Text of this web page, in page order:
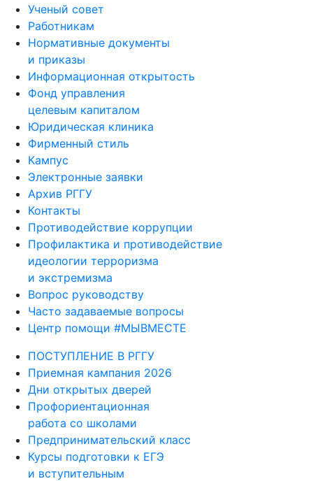
Ученый совет
Работникам
Нормативные документы
и приказы
Информационная открытость
Фонд управления
целевым капиталом
Юридическая клиника
Фирменный стиль
Кампус
Электронные заявки
Архив РГГУ
Контакты
Противодействие коррупции
Профилактика и противодействие
идеологии терроризма
и экстремизма
Вопрос руководству
Часто задаваемые вопросы
Центр помощи #МЫВМЕСТЕ
ПОСТУПЛЕНИЕ В РГГУ
Приемная кампания 2026
Дни открытых дверей
Профориентационная
работа со школами
Предпринимательский класс
Курсы подготовки к ЕГЭ
и вступительным